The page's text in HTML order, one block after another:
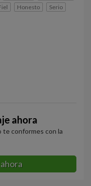
Honesto
Serio
ahora
te conformes con la